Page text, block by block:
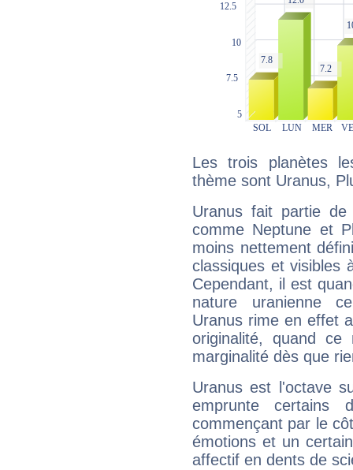
Les trois planètes
thème sont Uranus,
Uranus fait partie
comme Neptune et
moins nettement
classiques et visibles
Cependant, il est
nature uranienne
Uranus rime en effet
originalité, quand ce
marginalité dès que
Uranus est l'octave
emprunte
commençant par le
émotions et un
affectif en dents de